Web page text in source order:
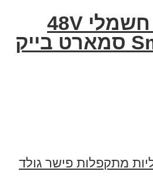
קורנקינט חשמלי 48V
Smart Bike סמארט בייק